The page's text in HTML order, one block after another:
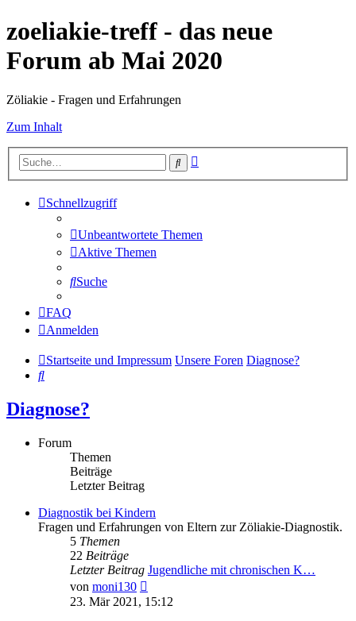
zoeliakie-treff - das neue
Forum ab Mai 2020
Zöliakie - Fragen und Erfahrungen
Zum Inhalt
Suche
Schnellzugriff
Unbeantwortete Themen
Aktive Themen
Suche
FAQ
Anmelden
Startseite und Impressum Unsere Foren Diagnose?
Suche
Diagnose?
Forum
Themen
Beiträge
Letzter Beitrag
Diagnostik bei Kindern
Fragen und Erfahrungen von Eltern zur Zöliakie-Diagnostik.
5 Themen
22 Beiträge
Letzter Beitrag Jugendliche mit chronischen K…
von moni130
Beitrag
23. Mär 2021, 15:12